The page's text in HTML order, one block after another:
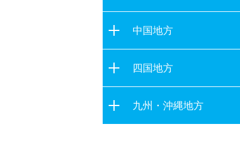
福島県
埼玉県
千葉県
東京都
神奈川県
石川県
福井県
山梨県
長野県
岐阜県
滋賀県
大阪府
兵庫県
奈良県
和歌山県
中国地方
鳥取県
岡山県
広島県
四国地方
九州・沖縄地方